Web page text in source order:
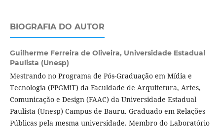
BIOGRAFIA DO AUTOR
Guilherme Ferreira de Oliveira, Universidade Estadual
Paulista (Unesp)
Mestrando no Programa de Pós-Graduação em Mídia e
Tecnologia (PPGMiT) da Faculdade de Arquitetura, Artes,
Comunicação e Design (FAAC) da Universidade Estadual
Paulista (Unesp) Campus de Bauru. Graduado em Relações
Públicas pela mesma universidade. Membro do Laboratório